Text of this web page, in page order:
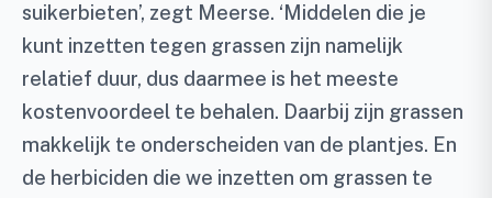
suikerbieten’, zegt Meerse. ‘Middelen die je
kunt inzetten tegen grassen zijn namelijk
relatief duur, dus daarmee is het meeste
kostenvoordeel te behalen. Daarbij zijn grassen
makkelijk te onderscheiden van de plantjes. En
de herbiciden die we inzetten om grassen te